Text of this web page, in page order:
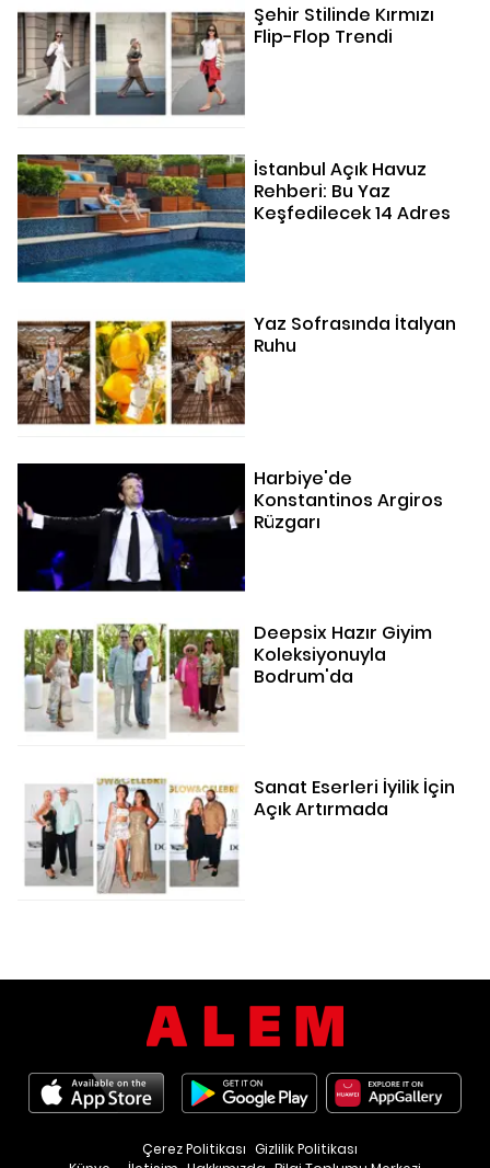
Şehir Stilinde Kırmızı
Flip-Flop Trendi
İstanbul Açık Havuz
Rehberi: Bu Yaz
Keşfedilecek 14 Adres
Yaz Sofrasında İtalyan
Ruhu
Harbiye'de
Konstantinos Argiros
Rüzgarı
Deepsix Hazır Giyim
Koleksiyonuyla
Bodrum'da
Sanat Eserleri İyilik İçin
Açık Artırmada
Çerez Politikası Gizlilik Politikası